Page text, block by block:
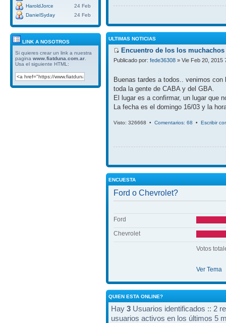
HaroldJorce
24 Feb
DanielSyday
24 Feb
LINK A NOSOTROS
Si quieres crear un link a nuestra
pagina www.fiatduna.com.ar
Usa el siguiente HTML:
ULTIMAS NOTICIAS
Encuentro de los los
Publicado por: fede36308 » Vie Feb 20, 2015
Buenas tardes a todos.. venimos
toda la gente de CABA y del GBA.
El lugar es a confirmar, un lugar que
La fecha es el domingo 16/03 y la
Visto: 326668 • Comentarios: 68 • Escribir
ENCUESTA
Ford o Chevrolet?
Ford
Chevrolet
Votos
Ver Tema
QUIEN ESTA ONLINE?
Hay 3 Usuarios identificados :: 2
usuarios activos en los últimos 5